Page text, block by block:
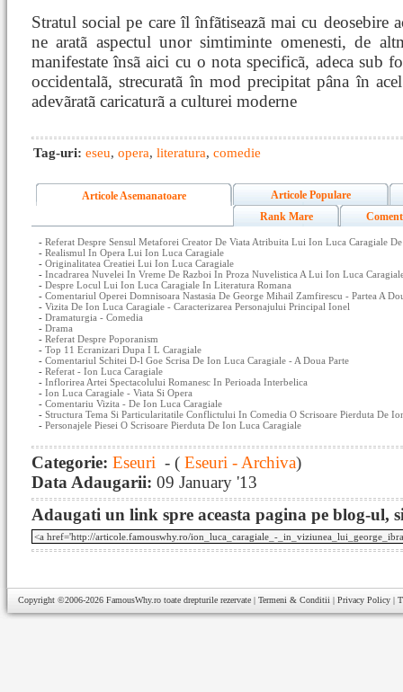
Stratul social pe care îl înfãtiseazã mai cu deosebire
ne aratã aspectul unor simtiminte omenesti, de
manifestate însã aici cu o nota specificã, adeca sub
occidentalã, strecuratã în mod precipitat pâna în
adevãratã caricaturã a culturei moderne
Tag-uri: eseu, opera, literatura, comedie
Articole Asemanatoare
Articole Populare
Rank Mare
- Referat Despre Sensul Metaforei Creator De Viata Atribuita Lui Ion Luca Caragiale
- Realismul In Opera Lui Ion Luca Caragiale
- Originalitatea Creatiei Lui Ion Luca Caragiale
- Incadrarea Nuvelei In Vreme De Razboi In Proza Nuvelistica A Lui Ion Luca
- Despre Locul Lui Ion Luca Caragiale In Literatura Romana
- Comentariul Operei Domnisoara Nastasia De George Mihail Zamfirescu - Partea A
- Vizita De Ion Luca Caragiale - Caracterizarea Personajului Principal Ionel
- Dramaturgia - Comedia
- Drama
- Referat Despre Poporanism
- Top 11 Ecranizari Dupa I L Caragiale
- Comentariul Schitei D-l Goe Scrisa De Ion Luca Caragiale - A Doua Parte
- Referat - Ion Luca Caragiale
- Inflorirea Artei Spectacolului Romanesc In Perioada Interbelica
- Ion Luca Caragiale - Viata Si Opera
- Comentariu Vizita - De Ion Luca Caragiale
- Structura Tema Si Particularitatile Conflictului In Comedia O Scrisoare Pierduta De
- Personajele Piesei O Scrisoare Pierduta De Ion Luca Caragiale
Categorie: Eseuri - ( Eseuri - Archiva)
Data Adaugarii: 09 January '13
Adaugati un link spre aceasta pagina pe blog-ul,
Copyright ©2006-2026 FamousWhy.ro toate drepturile rezervate | Termeni & Conditii | Privacy Policy |